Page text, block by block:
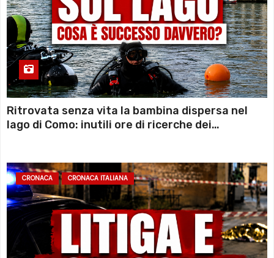
Ritrovata senza vita la bambina dispersa nel
lago di Como: inutili ore di ricerche dei
CRONACA CRONACA ITALIANA